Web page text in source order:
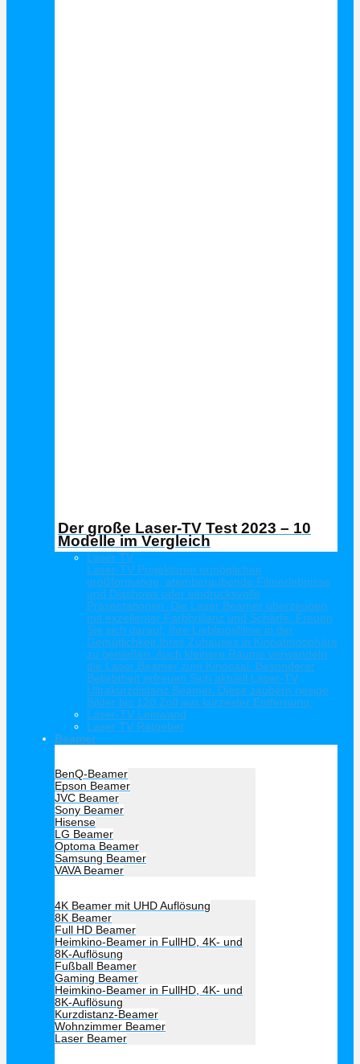
Der große Laser-TV Test 2023 – 10
Modelle im Vergleich
Laser TV
Laser-TV Projektoren ermöglichen
großformatige, atemberaubende Filmerlebnisse
und Diashows oder eindrucksvolle
Präsentationen. Die Laser Beamer überzeugen
mit exzellenter Farbbrillanz und Schärfe. Freuen
Sie sich darauf, Ihre Lieblingsfilme in der
Gemütlichkeit Ihres Zuhauses in Kinoatmosphäre
zu genießen. Auch kleinere Räume verwandeln
die Laser Beamer zum Kinosaal. Besonderer
Beliebtheit erfreuen Sich aktuell Laser-TV
Ultrakurzdistanz Beamer. Diese zaubern riesige
Bilder bis 120 Zoll aus kürzester Entfernung.
Laser-TV Leinwand
Laser TV Ratgeber
Beamer
BenQ-Beamer
Epson Beamer
JVC Beamer
Sony Beamer
Hisense
LG Beamer
Optoma Beamer
Samsung Beamer
VAVA Beamer
4K Beamer mit UHD Auflösung
8K Beamer
Full HD Beamer
Heimkino-Beamer in FullHD, 4K- und
8K-Auflösung
Fußball Beamer
Gaming Beamer
Heimkino-Beamer in FullHD, 4K- und
8K-Auflösung
Kurzdistanz-Beamer
Wohnzimmer Beamer
Laser Beamer